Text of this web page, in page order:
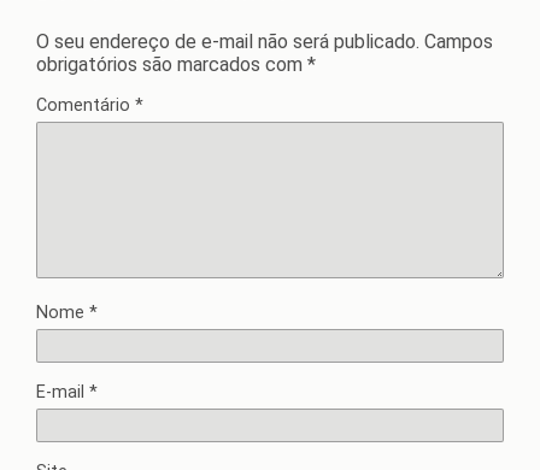
O seu endereço de e-mail não será publicado. Campos
obrigatórios são marcados com *
Comentário *
Nome *
E-mail *